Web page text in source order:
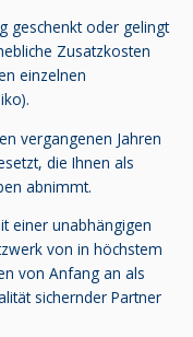
geschenkt oder gelingt
Zusatzkosten
einzelnen
vergangenen Jahren
die Ihnen als
abnimmt.
einer unabhängigen
von in höchstem
von Anfang an als
sichernder Partner